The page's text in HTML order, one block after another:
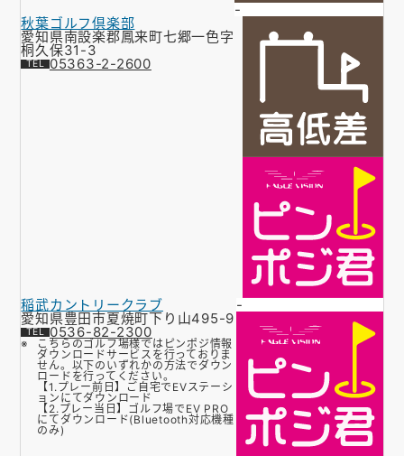
-
秋葉ゴルフ倶楽部
愛知県南設楽郡鳳来町七郷一色字
桐久保31-3
05363-2-2600
稲武カントリークラブ
愛知県豊田市夏焼町下り山495-9
0536-82-2300
こちらのゴルフ場様ではピンポジ情報
ダウンロードサービスを行っておりま
せん。以下のいずれかの方法でダウン
ロードを行ってください。
【1.プレー前日】ご自宅でEVステーシ
ョンにてダウンロード
【2.プレー当日】ゴルフ場でEV PRO
にてダウンロード(Bluetooth対応機種
のみ)
-